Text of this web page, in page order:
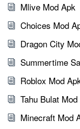
Mlive Mod Apk
Choices Mod
Dragon City
Summertime
Roblox Mod
Tahu Bulat
Minecraft Mod